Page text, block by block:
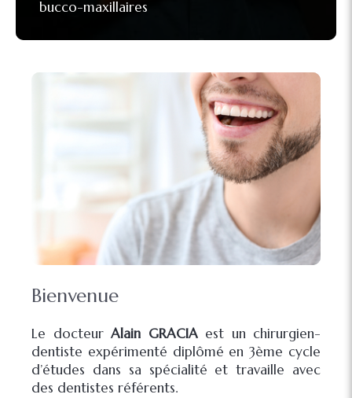
bucco-maxillaires
Bienvenue
Le docteur Alain GRACIA est un chirurgien-
dentiste expérimenté diplômé en 3ème cycle
d’études dans sa spécialité et travaille avec
des dentistes référents.